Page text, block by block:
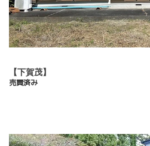
【下賀茂】
売買済み